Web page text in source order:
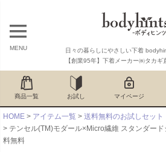
MENU
日々の暮らしにやさしい下着
【創業95年】下着メーカー㈱タカギ
商品一覧 お試し マイページ
HOME アイテム一覧
送料無料のお試しセッ
テンセル(TM)モダール×Micro繊維 スタンダー
料無料